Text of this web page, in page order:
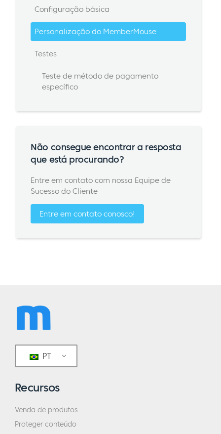
Configuração básica
Personalização do MemberMouse
Testes
Teste de método de pagamento
específico
Não consegue encontrar a resposta
que está procurando?
Entre em contato com nossa Equipe de
Sucesso do Cliente
Entre em contato conosco!
PT
Recursos
Venda de produtos
Proteger conteúdo